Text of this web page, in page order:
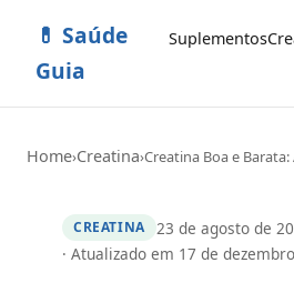
💊 Saúde
Guia
Suplementos
Home›Creatina›Creatina Boa e Barata:
CREATINA
23 de agosto de
· Atualizado em 17 de